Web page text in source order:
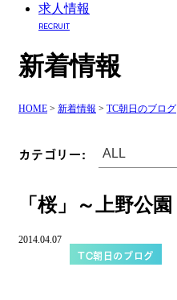
求人情報
RECRUIT
新着情報
HOME > 新着情報 > TC朝日のブログ
カテゴリー:
「桜」～上野公園
2014.04.07
TC朝日のブログ